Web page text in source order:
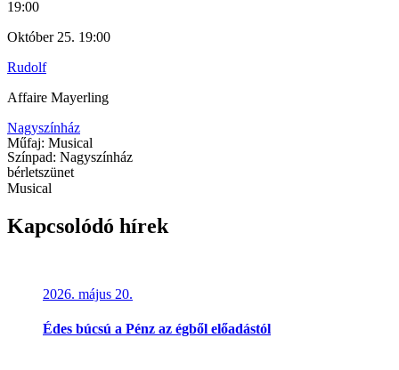
19:00
Október 25. 19:00
Rudolf
Affaire Mayerling
Nagyszínház
Műfaj: Musical
Színpad: Nagyszínház
bérletszünet
Musical
Kapcsolódó hírek
2026. május 20.
Édes búcsú a Pénz az égből előadástól